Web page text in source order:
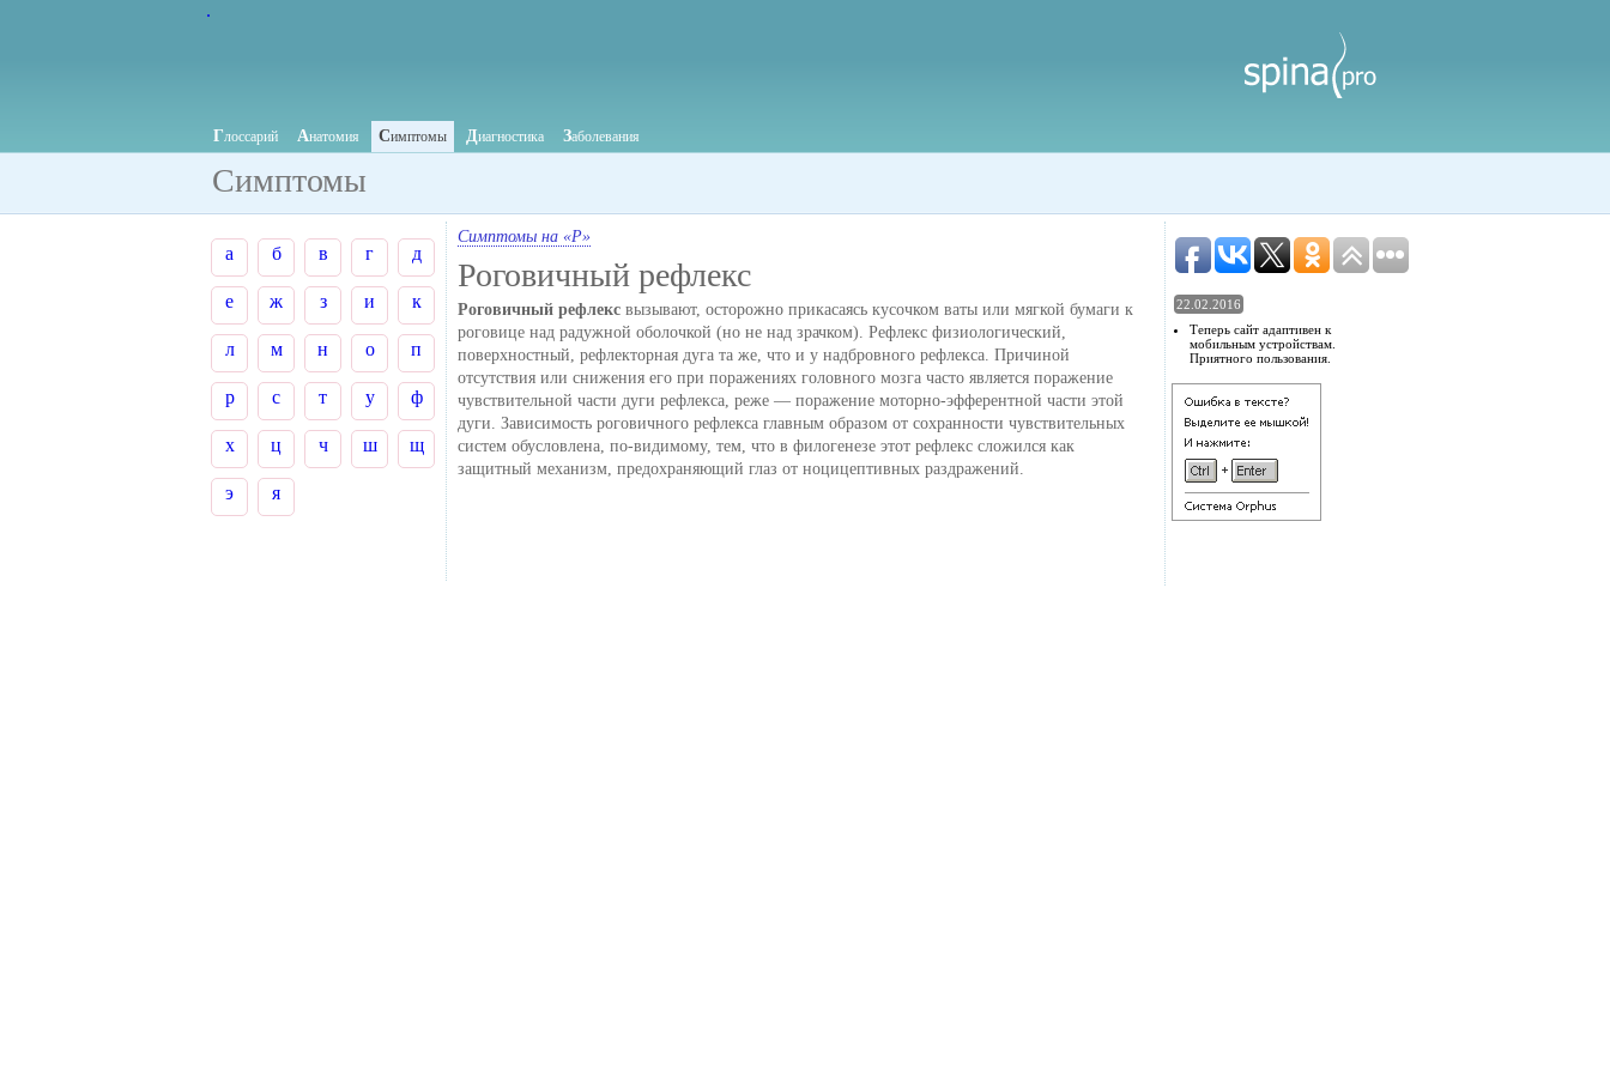
.
Глоссарий Анатомия Симптомы Диагностика Заболевания
Симптомы
Симптомы на «Р»
Роговичный рефлекс
Роговичный рефлекс вызывают, осторожно прикасаясь кусочком ваты или мягкой бумаги к
роговице над радужной оболочкой (но не над зрачком). Рефлекс физиологический,
поверхностный, рефлекторная дуга та же, что и у надбровного рефлекса. Причиной
отсутствия или снижения его при поражениях головного мозга часто является поражение
чувствительной части дуги рефлекса, реже — поражение моторно-эфферентной части этой
дуги. Зависимость роговичного рефлекса главным образом от сохранности чувствительных
систем обусловлена, по-видимому, тем, что в филогенезе этот рефлекс сложился как
защитный механизм, предохраняющий глаз от ноцицептивных раздражений.
а б в г д
е ж з и к
л м н о п
р с т у ф
х ц ч ш щ
э я
22.02.2016
Теперь сайт адаптивен к
мобильным устройствам.
Приятного пользования.